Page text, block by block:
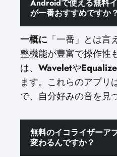
Androidで使える無料
が一番おすすめですか？
一概に 「一番」とは
整機能が豊富で操作性
は、 Waveletや
ます。これらのアプリ
で、自分好みの音を見
無料のイコライザーア
変わるんですか？